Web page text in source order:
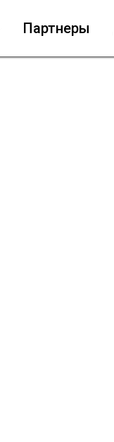
Партнеры